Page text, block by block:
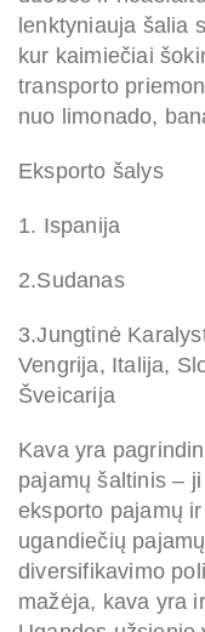
lenktyniauja šalia
kur kaimiečiai
transporto
nuo limonado,
Eksporto šalys
1. Ispanija
2.Sudanas
3.Jungtinė
Vengrija, Italija,
Šveicarija
Kava yra
pajamų šaltinis –
eksporto pajamų
ugandiečių
diversifikavimo
mažėja, kava yra